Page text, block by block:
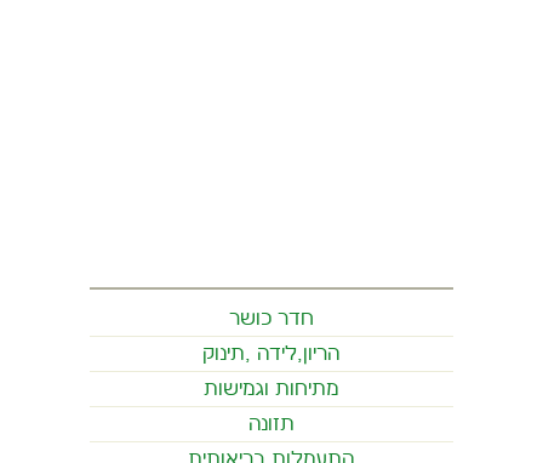
חדר כושר
הריון,לידה ,תינוק
מתיחות וגמישות
תזונה